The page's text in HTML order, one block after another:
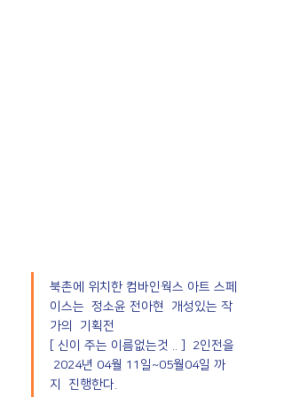
북촌에 위치한 컴바인웍스 아트 스페
이스는  정소윤 전아현  개성있는 작
가의  기획전
[ 신이 주는 이름없는것 .. ]  2인전을
2024년 04월 11일~05월04일 까
지  진행한다.